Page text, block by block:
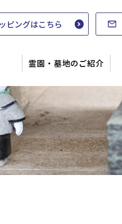
ピングはこちら
霊園・墓地のご紹介